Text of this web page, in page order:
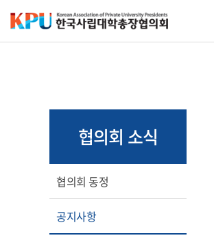
협의회 소식
협의회 동정
공지사항